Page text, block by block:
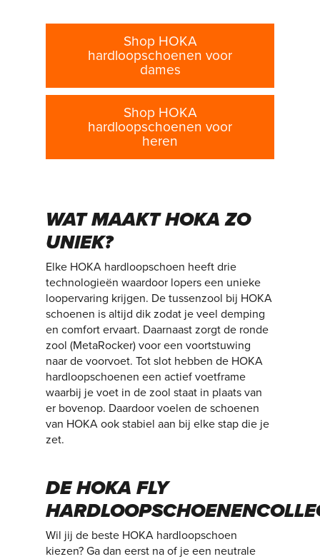
Shop HOKA
hardloopschoenen voor
dames
Shop HOKA
hardloopschoenen voor
heren
WAT MAAKT HOKA ZO
UNIEK?
Elke HOKA hardloopschoen heeft drie
technologieën waardoor lopers een unieke
loopervaring krijgen. De tussenzool bij HOKA
schoenen is altijd dik zodat je veel demping
en comfort ervaart. Daarnaast zorgt de ronde
zool (MetaRocker) voor een voortstuwing
naar de voorvoet. Tot slot hebben de HOKA
hardloopschoenen een actief voetframe
waarbij je voet in de zool staat in plaats van
er bovenop. Daardoor voelen de schoenen
van HOKA ook stabiel aan bij elke stap die je
zet.
DE HOKA FLY
Wil jij de beste HOKA hardloopschoen
kiezen? Ga dan eerst na of je een neutrale